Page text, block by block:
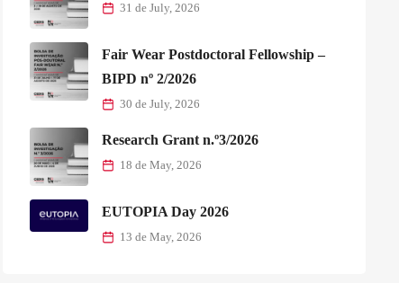
31 de July, 2026
Fair Wear Postdoctoral Fellowship –
BIPD nº 2/2026
30 de July, 2026
Research Grant n.º3/2026
18 de May, 2026
EUTOPIA Day 2026
13 de May, 2026